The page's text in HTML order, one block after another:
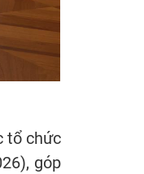
tổ chức
góp